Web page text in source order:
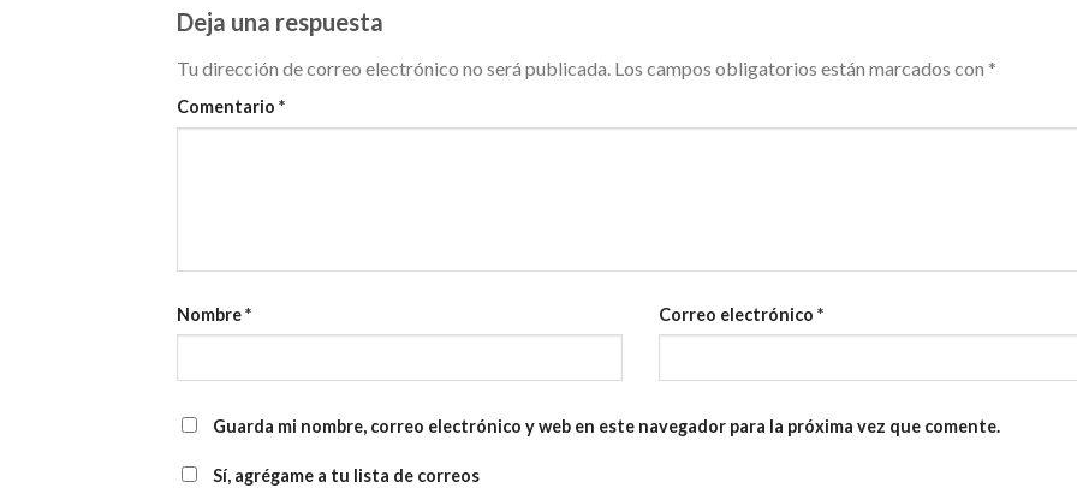
Deja una respuesta
Tu dirección de correo electrónico no será publicada. Los campos obligatorios están marcados con *
Comentario *
Nombre* Correo electrónico*
Guarda mi nombre, correo electrónico y web en este navegador para la próxima vez que comente.
Sí, agrégame a tu lista de correos